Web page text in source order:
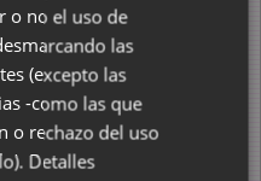
individuos que se puedan
coste. La platija ártica
muy frías, ya que
que actúa como
que el agua que forma
Se ha clonado el gen que
en salmones
o no el uso de
las
(excepto las
-como las que
o rechazo del uso
Detalles